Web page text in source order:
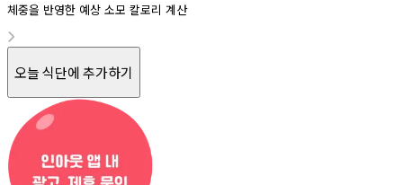
체중을 반영한 예상 소모 칼로리 계산
오늘 식단에 추가하기